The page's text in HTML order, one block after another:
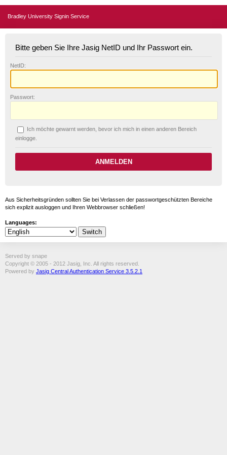
Bradley University Signin Service
Bitte geben Sie Ihre Jasig NetID und Ihr Passwort ein.
NetID:
Passwort:
Ich möchte gewarnt werden, bevor ich mich in einen anderen Bereich
einlogge.
Aus Sicherheitsgründen sollten Sie bei Verlassen der passwortgeschützten Bereiche
sich explizit ausloggen und Ihren Webbrowser schließen!
Languages:
Served by snape
Copyright © 2005 - 2012 Jasig, Inc. All rights reserved.
Powered by Jasig Central Authentication Service 3.5.2.1